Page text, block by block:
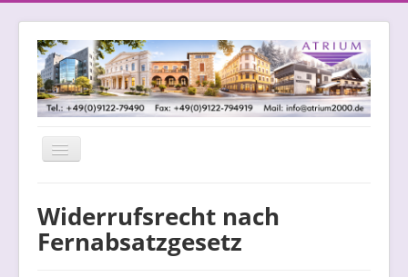
Navigation
an/aus
Widerrufsrecht nach
Fernabsatzgesetz